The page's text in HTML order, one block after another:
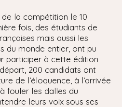
la compétition le 10
fois, des étudiants de
mais aussi les
du monde entier, ont pu
participer à cette édition
200 candidats ont
de l’éloquence, à l’arrivée
fouler les dalles du
leurs voix sous ses